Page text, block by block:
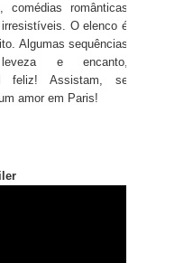
comédias românticas
O elenco é
Algumas sequências
e encanto,
feliz! Assistam, se
amor em Paris!